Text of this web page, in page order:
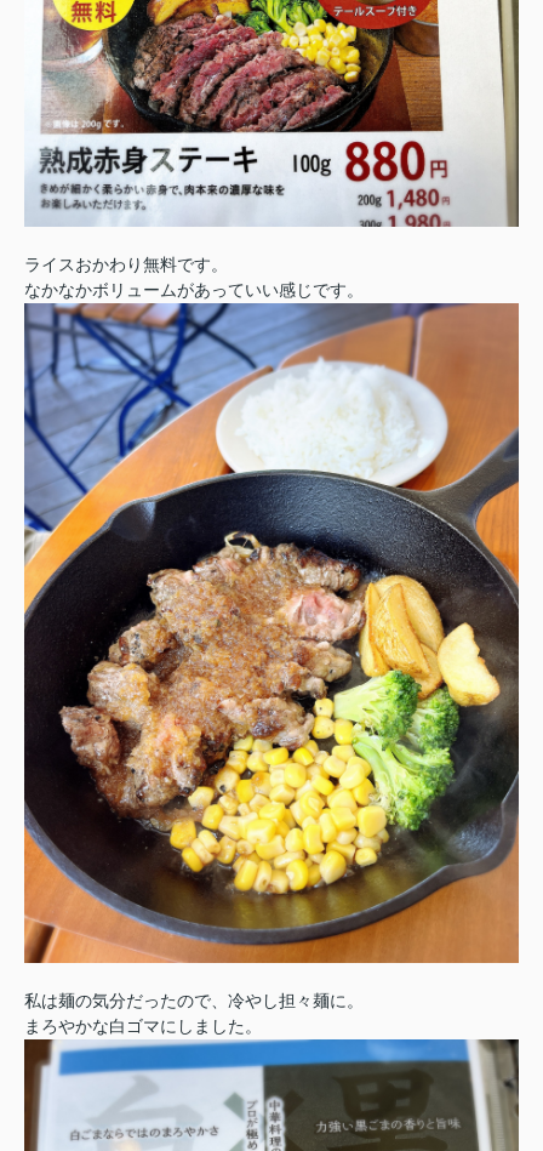
ライスおかわり無料です。
なかなかボリュームがあっていい感じです。
私は麺の気分だったので、冷やし担々麺に。
まろやかな白ゴマにしました。